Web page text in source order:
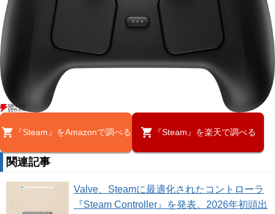
『Steam』をAmazonで調べる 『Steam』を楽天で調べる
関連記事
Valve、Steamに最適化されたコントローラ
『Steam Controller』を発表。2026年初頭出